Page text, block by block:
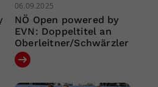
06.09.2025
NÖ Open powered by
EVN: Doppeltitel an
Oberleitner/Schwärzler